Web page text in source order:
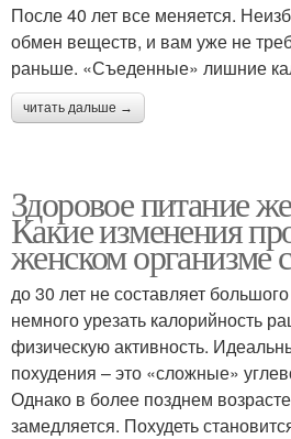
После 40 лет все меняется.
обмен веществ, и вам уже не
раньше. «Съеденные» лишние
читать дальше →
Здоровое питание
Какие изменения
женском организме
до 30 лет не составляет
немного урезать калорийность
физическую активность.
похудения – это «сложные»
Однако в более позднем
замедляется. Похудеть